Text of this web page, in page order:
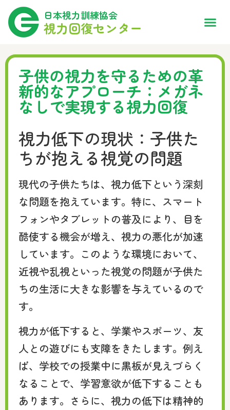
日本視力訓練協会
視力回復センター
子供の視力を守るための革
新的なアプローチ：メガネ
なしで実現する視力回復
視力低下の現状：子供た
ちが抱える視覚の問題
現代の子供たちは、視力低下という深刻
な問題を抱えています。特に、スマート
フォンやタブレットの普及により、目を
酷使する機会が増え、視力の悪化が加速
しています。このような環境において、
近視や乱視といった視覚の問題が子供た
ちの生活に大きな影響を与えているので
す。
視力が低下すると、学業やスポーツ、友
人との遊びにも支障をきたします。例え
ば、学校での授業中に黒板が見えづらく
なることで、学習意欲が低下することも
あります。さらに、視力の低下は精神的